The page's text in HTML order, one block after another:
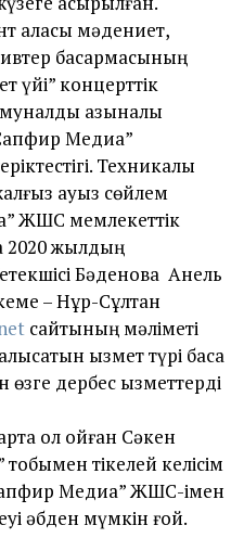
қаласы мәдениет,
басқармасының
үйі” концерттік
қазыналық
Медиа”
Техникалық
ауыз сөйлем
ЖШС мемлекеттік
2020 жылдың
Бәденова Анель
– Нұр-Сұлтан
сайтының мәліметі
қызмет түрі басқа
өзге дербес қызметтерді
қол қойған Сәкен
тікелей келісім
Медиа” ЖШС-імен
әбден мүмкін ғой.